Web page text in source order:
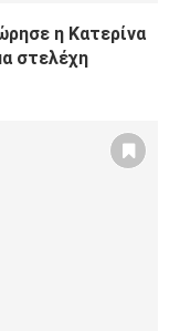
η Κατερίνα
στελέχη